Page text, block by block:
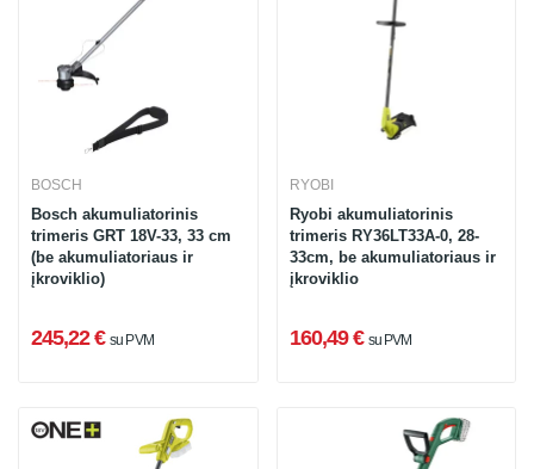
BOSCH
Bosch akumuliatorinis
trimeris GRT 18V-33, 33 cm
(be akumuliatoriaus ir
įkroviklio)
245,22 € su PVM
RYOBI
Ryobi akumuliatorinis
trimeris RY36LT33A-0, 28-
33cm, be akumuliatoriaus ir
įkroviklio
160,49 € su PVM